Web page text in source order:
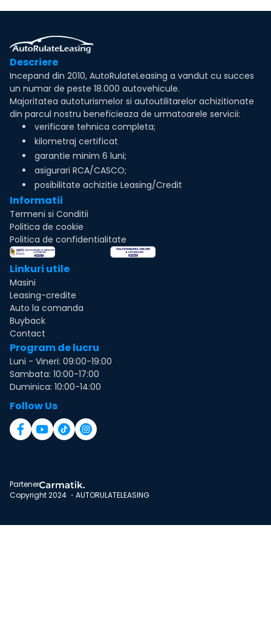
Descriere
Incepand din 2010, AutoRulateLeasing a vandut cu succes
un numar de peste 18.000 autovehicule.
Majoritatea autoturismelor si autoutilitarelor achizitionate
din parcul nostru beneficieaza de urmatoarele servicii:
verificare tehnica completa;
kilometraj certificat
garantie minim 6 luni;
asigurari RCA/CASCO;
posibilitate achizitie Leasing/Credit
Informatii
Termeni si Conditii
Politica de cookie
Politica de confidentialitate
Linkuri utile
Masini
Leasing-credite
Auto la comanda
Buyback
Contact
Program de lucru
Luni - Vineri: 09:00-19:00
Sambata: 10:00-17:00
Duminica: 10:00-14:00
Follow Us
Partener
Copyright 2024 ・AUTORULATELEASING